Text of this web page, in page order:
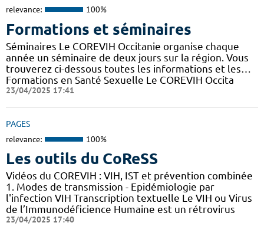
relevance: 100%
Formations et séminaires
Séminaires Le COREVIH Occitanie organise chaque
année un séminaire de deux jours sur la région. Vous
trouverez ci-dessous toutes les informations et les…
Formations en Santé Sexuelle Le COREVIH Occita
23/04/2025 17:41
PAGES
relevance: 100%
Les outils du CoReSS
Vidéos du COREVIH : VIH, IST et prévention combinée
1. Modes de transmission - Epidémiologie par
l'infection VIH Transcription textuelle Le VIH ou Virus
de l’Immunodéficience Humaine est un rétrovirus
23/04/2025 17:40